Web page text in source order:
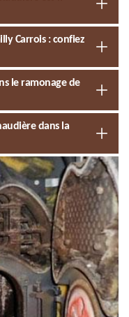
Carrois : confiez
le ramonage de
dans la